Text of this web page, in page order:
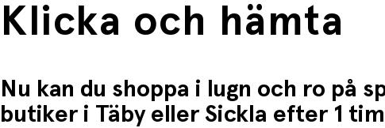
Klicka och hämta
Nu kan du shoppa i lugn och ro på
butiker i Täby eller Sickla efter 1